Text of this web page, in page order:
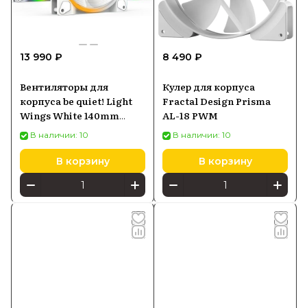
13 990 ₽
Вентиляторы для
корпуса be quiet! Light
Wings White 140mm
PWM Triple Pack BL102
BE Quiet! Light Wings
White 140mm PWM
Triple Pack BL102
В наличии: 10
В корзину
8 490 ₽
Кулер для корпуса
Fractal Design Prisma
AL-18 PWM
В наличии: 10
В корзину